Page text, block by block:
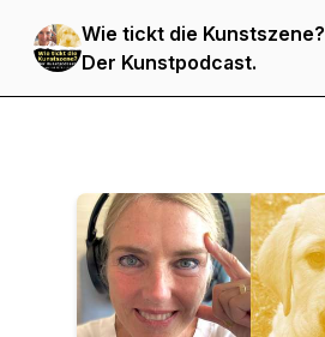
Wie tickt die Kunstszene?
Der Kunstpodcast.